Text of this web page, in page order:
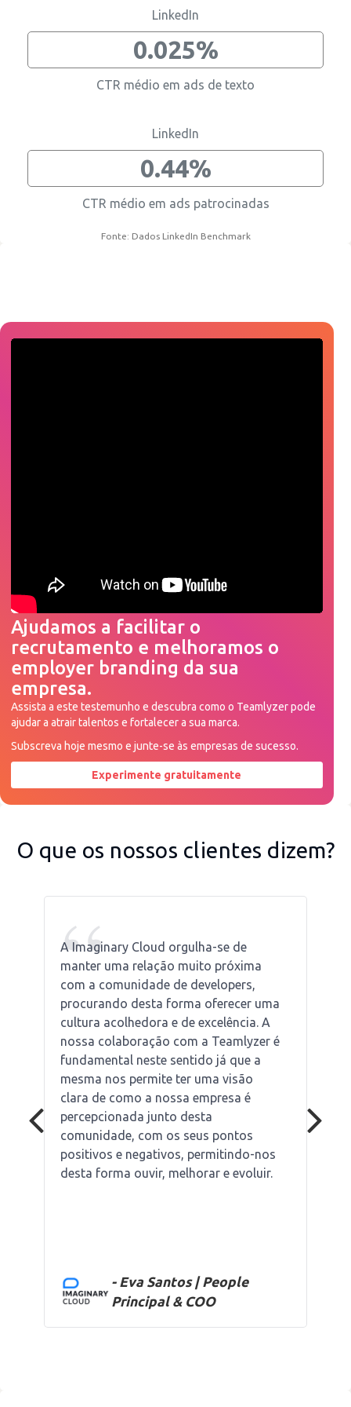
Peça uma demonstração agora
LinkedIn
0.025%
CTR médio em ads de texto
LinkedIn
0.44%
CTR médio em ads patrocinadas
Fonte: Dados LinkedIn Benchmark
Ajudamos a facilitar o
recrutamento e melhoramos o
employer branding da sua
empresa.
Assista a este testemunho e descubra como o Teamlyzer pode
ajudar a atrair talentos e fortalecer a sua marca.
Subscreva hoje mesmo e junte-se às empresas de sucesso.
Experimente gratuitamente
O que os nossos clientes dizem?
“
A Imaginary Cloud orgulha-se de
manter uma relação muito próxima
com a comunidade de developers,
procurando desta forma oferecer uma
cultura acolhedora e de excelência. A
nossa colaboração com a Teamlyzer é
fundamental neste sentido já que a
mesma nos permite ter uma visão
clara de como a nossa empresa é
percepcionada junto desta
comunidade, com os seus pontos
positivos e negativos, permitindo-nos
desta forma ouvir, melhorar e evoluir.
- Eva Santos | People
Principal & COO